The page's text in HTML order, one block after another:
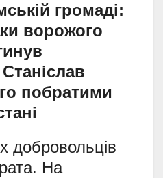
громаді:
ворожого
побратими
добровольців
На